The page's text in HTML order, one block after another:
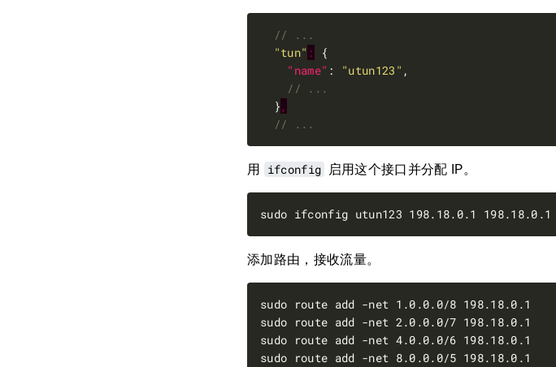
"tun" :
"name" : "utun123"
  }
,
用 ifconfig 启用这个接口并分配 IP。
添加路由，接收流量。